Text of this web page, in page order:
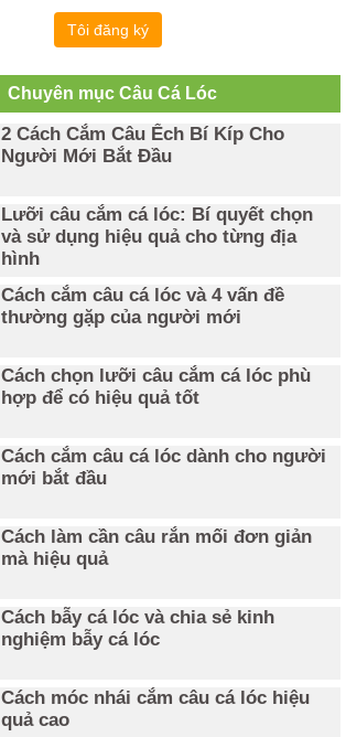
Tôi đăng ký
Chuyên mục Câu Cá Lóc
2 Cách Cắm Câu Ếch Bí Kíp Cho
Người Mới Bắt Đầu
Lưỡi câu cắm cá lóc: Bí quyết chọn
và sử dụng hiệu quả cho từng địa
hình
Cách cắm câu cá lóc và 4 vấn đề
thường gặp của người mới
Cách chọn lưỡi câu cắm cá lóc phù
hợp để có hiệu quả tốt
Cách cắm câu cá lóc dành cho người
mới bắt đầu
Cách làm cần câu rắn mối đơn giản
mà hiệu quả
Cách bẫy cá lóc và chia sẻ kinh
nghiệm bẫy cá lóc
Cách móc nhái cắm câu cá lóc hiệu
quả cao